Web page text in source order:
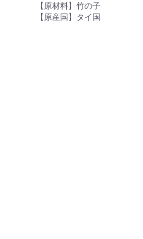
【原材料】竹の子
【原産国】タイ国